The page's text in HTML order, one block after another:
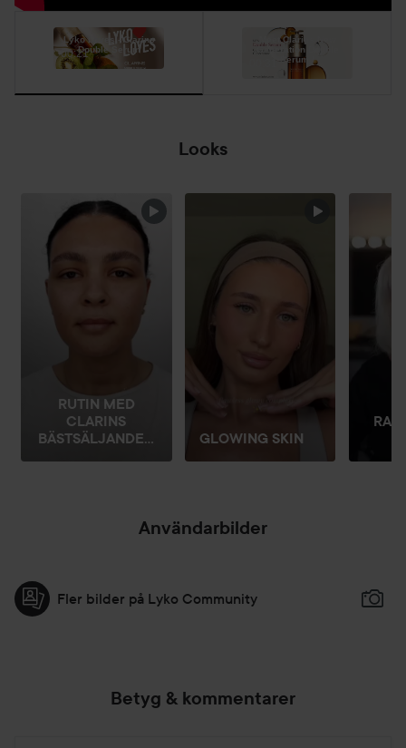
Lyko Loves - Clarins
Double Serum
00:21
Meet Clarins New
Generation Double
Serum !
Looks
HOPPA ÖVER SEKTIONEN
RUTIN MED
CLARINS
BÄSTSÄLJANDE...
GLOWING SKIN
Användarbilder
Fler bilder på Lyko Community
Betyg & kommentarer